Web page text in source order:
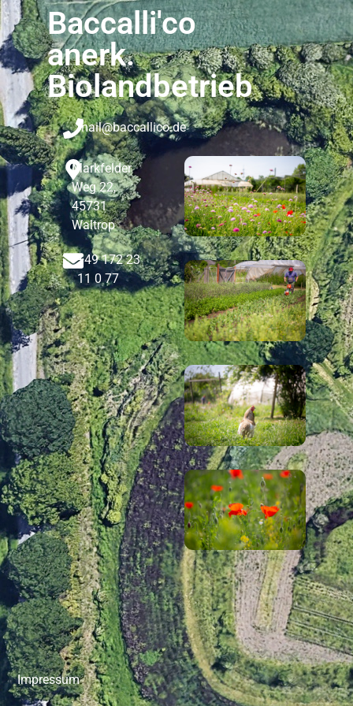
Baccalli'co
anerk.
Biolandbetrieb
mail@baccallico.de
Markfelder
Weg 22,
45731
Waltrop
+49 172 23
11 0 77
Impressum